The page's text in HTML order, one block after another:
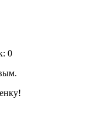
0